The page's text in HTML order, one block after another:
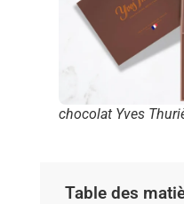
chocolat Yves
Table des